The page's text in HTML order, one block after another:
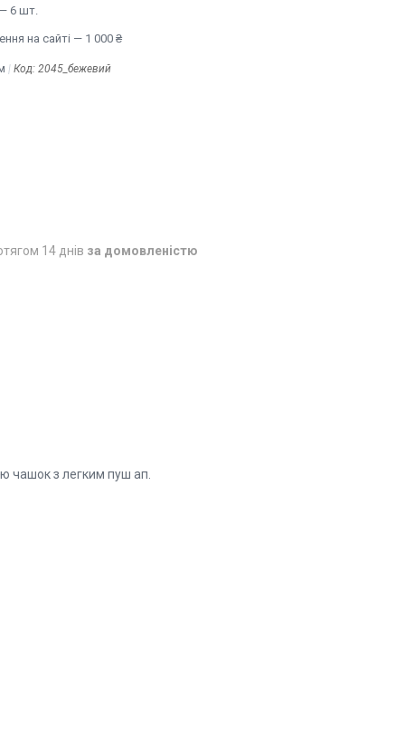
6 шт.
на сайті — 1 000 ₴
Код: 2045_бежевий
14 днів за домовленістю
чашок з легким пуш ап.